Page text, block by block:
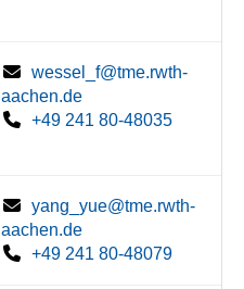
wessel_f@tme.rwth-
aachen.de
+49 241 80-48035
yang_yue@tme.rwth-
aachen.de
+49 241 80-48079